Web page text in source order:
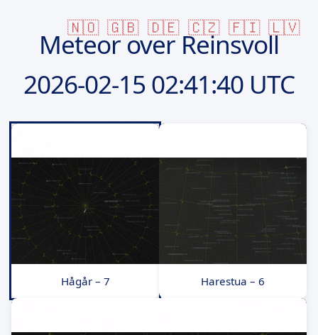
🇳🇴 🇬🇧 🇩🇪 🇨🇿 🇫🇮 🇱🇻
Meteor over Reinsvoll
2026-02-15 02:41:40 UTC
Hågår – 7 Harestua – 6